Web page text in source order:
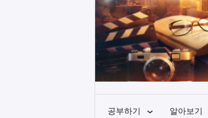
공부하기 알아보기